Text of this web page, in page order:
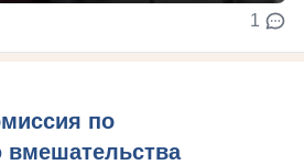
1
по
вмешательства